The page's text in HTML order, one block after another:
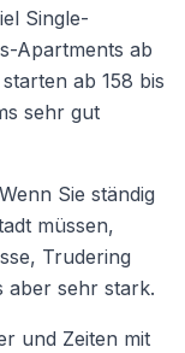
Single-
Apartments ab
ab 158 bis
sehr gut
Sie ständig
müssen,
Trudering
aber sehr stark.
und Zeiten mit